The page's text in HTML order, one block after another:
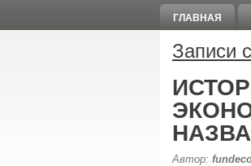
ГЛАВНАЯ
Записи
Автор: